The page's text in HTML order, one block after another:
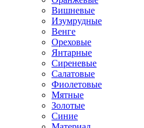
Вишневые
Изумрудные
Венге
Ореховые
Янтарные
Сиреневые
Салатовые
Фиолетовые
Мятные
Золотые
Синие